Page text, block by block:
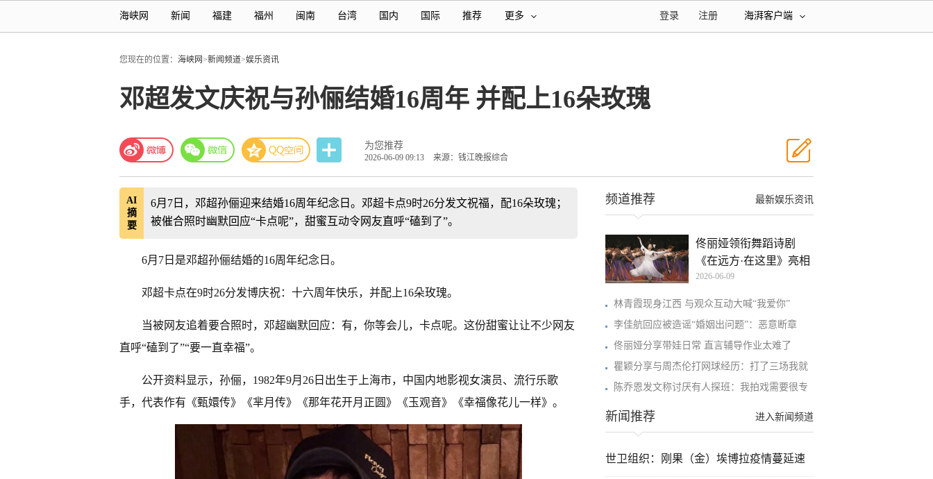
海峡网 新闻 福建 福州 闽南 台湾 国内 国际 推荐 更多 海湃客户端
注册
登录
您现在的位置： 海峡网>新闻频道>娱乐资讯
邓超发文庆祝与孙俪结婚16周年 并配上16朵玫瑰
为您推荐
2026-06-09 09:13 来源：钱江晚报综合
AI
摘
要
6月7日，邓超孙俪迎来结婚16周年纪念日。邓超卡点9时26分发文祝福，配16朵玫瑰；
被催合照时幽默回应“卡点呢”，甜蜜互动令网友直呼“磕到了”。
6月7日是邓超孙俪结婚的16周年纪念日。
邓超卡点在9时26分发博庆祝：十六周年快乐，并配上16朵玫瑰。
当被网友追着要合照时，邓超幽默回应：有，你等会儿，卡点呢。这份甜蜜让让不少网友
直呼“磕到了”“要一直幸福”。
公开资料显示，孙俪，1982年9月26日出生于上海市，中国内地影视女演员、流行乐歌
手，代表作有《甄嬛传》《芈月传》《那年花开月正圆》《玉观音》《幸福像花儿一样》。
最新娱乐资讯
频道推荐
佟丽娅领衔舞蹈诗剧
《在远方·在这里》亮相
厦
2026-06-09
林青霞现身江西 与观众互动大喊“我爱你”
李佳航回应被造谣“婚姻出问题”：恶意断章
佟丽娅分享带娃日常 直言辅导作业太难了
瞿颖分享与周杰伦打网球经历：打了三场我就
陈乔恩发文称讨厌有人探班：我拍戏需要很专
进入新闻频道
新闻推荐
世卫组织：刚果（金）埃博拉疫情蔓延速